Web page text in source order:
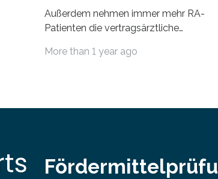
am
Außerdem nehmen immer mehr RA-
Patienten die vertragsärztliche
Jahr 2009 nur etwa 526.000 (526.211)
More than 1 year ago
Fördermittelprüfu